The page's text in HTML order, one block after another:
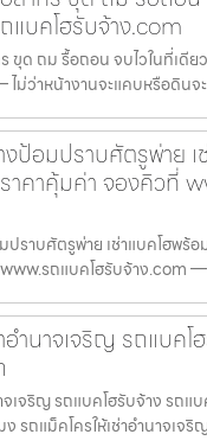
แบคโฮรับจ้าง.com
ขุด ถม รื้อถอน จบไวในที่เดีย
ม่ว่าหน้างานจะแคบหรือดินจ
ป้อมปราบศัตรูพ่าย เ
คาคุ้มค่า จองคิวที่
ปราบศัตรูพ่าย เช่าแบคโฮพร้
รถแบคโฮรับจ้าง.com —
อำนาจเจริญ รถแบค
จเจริญ รถแบคโฮรับจ้าง รถแบ
รถแม็คโครให้เช่าอำนาจเจริ